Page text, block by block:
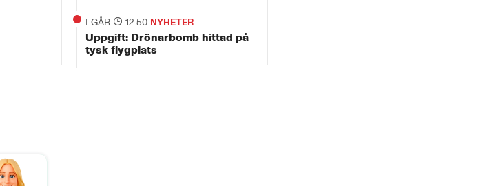
I GÅR 12.50 NYHETER
Uppgift: Drönarbomb hittad på
tysk flygplats